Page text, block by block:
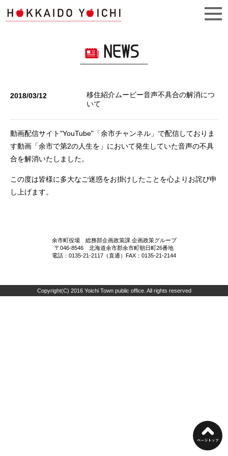
2018/03/12
移住紹介ムービー音声不具合の解消につ
いて
動画配信サイト"YouTube"「余市チャンネル」で配信しておりま
す動画「余市で第2の人生を」において発生していた音声の不具
合を解消いたしました。
この度は皆様に多大なご迷惑をお掛けしたことを心よりお詫び申
し上げます。
余市町役場 総務部企画政策課 企画政策グループ
〒046-8546 北海道余市郡余市町朝日町26番地
電話：0135-21-2117（直通）FAX：0135-21-2144
Copyright(C) 2016 Yoichi Town public office. All rights reserved